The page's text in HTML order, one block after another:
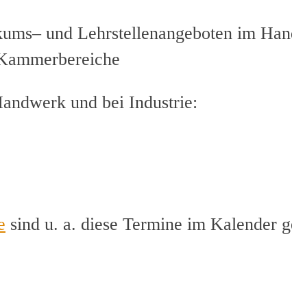
und Lehrstellenangeboten im
und bei Industrie:
sind u. a. diese Termine im Kalender